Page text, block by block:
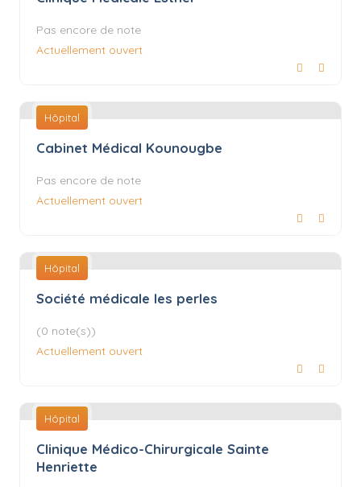
Pas encore de note
Actuellement ouvert
Hôpital
Cabinet Médical Kounougbe
Pas encore de note
Actuellement ouvert
Hôpital
Société médicale les perles
(0 note(s))
Actuellement ouvert
Hôpital
Clinique Médico-Chirurgicale Sainte
Henriette